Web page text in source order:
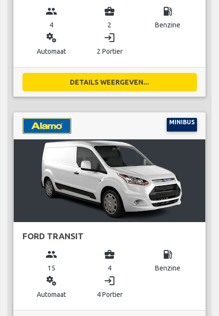
group
4
business_center
2
local_gas_station
Benzine
miscellaneous_services
Automaat
login
2 Portier
DETAILS WEERGEVEN...
MINIBUS
FORD TRANSIT
group
15
business_center
4
local_gas_station
Benzine
miscellaneous_services
Automaat
login
4 Portier